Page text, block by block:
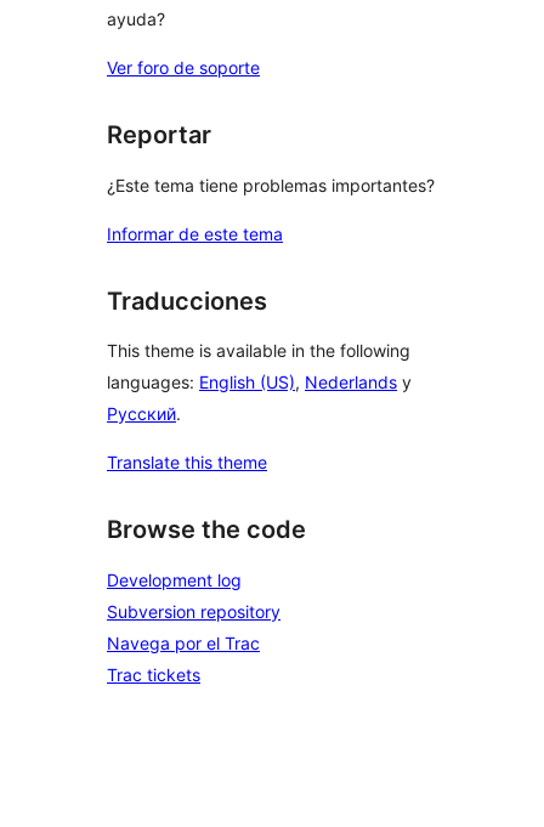
ayuda?
Ver foro de soporte
Reportar
¿Este tema tiene problemas importantes?
Informar de este tema
Traducciones
This theme is available in the following
languages: English (US), Nederlands y
Русский.
Translate this theme
Browse the code
Development log
Subversion repository
Navega por el Trac
Trac tickets